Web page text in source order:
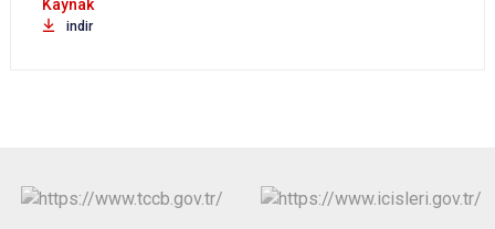
indir